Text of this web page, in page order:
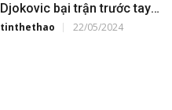
Djokovic bại trận trước tay
vợt trẻ
tinthethao 22/05/2024